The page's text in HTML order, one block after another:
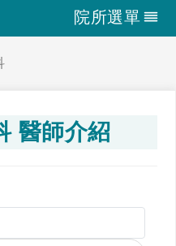
院所選單
醫師介紹